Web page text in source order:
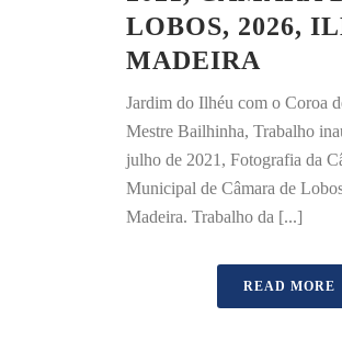
LOBOS, 2026,
MADEIRA
Jardim do Ilhéu com o Coroa
Mestre Bailhinha, Trabalho
julho de 2021, Fotografia da
Municipal de Câmara de
Madeira. Trabalho da [...]
READ MORE